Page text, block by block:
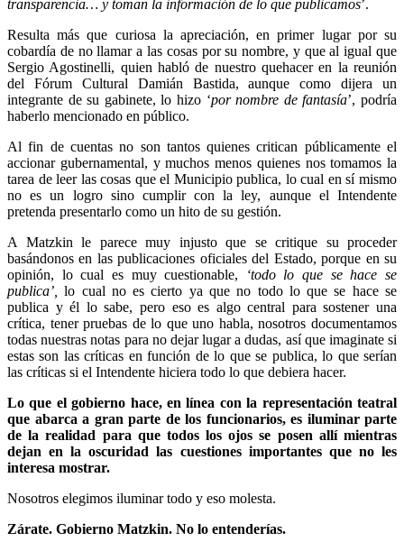
transparencia… y toman la información de lo que publicamos’.
Resulta más que curiosa la apreciación, en primer lugar por su
cobardía de no llamar a las cosas por su nombre, y que al igual que
Sergio Agostinelli, quien habló de nuestro quehacer en la reunión
del Fórum Cultural Damián Bastida, aunque como dijera un
integrante de su gabinete, lo hizo ‘por nombre de fantasía’, podría
haberlo mencionado en público.
Al fin de cuentas no son tantos quienes critican públicamente el
accionar gubernamental, y muchos menos quienes nos tomamos la
tarea de leer las cosas que el Municipio publica, lo cual en sí mismo
no es un logro sino cumplir con la ley, aunque el Intendente
pretenda presentarlo como un hito de su gestión.
A Matzkin le parece muy injusto que se critique su proceder
basándonos en las publicaciones oficiales del Estado, porque en su
opinión, lo cual es muy cuestionable,
‘todo lo que se hace se
publica’,lo cual no es cierto ya que no todo lo que se hace se
publica y él lo sabe, pero eso es algo central para sostener una
crítica, tener pruebas de lo que uno habla, nosotros documentamos
todas nuestras notas para no dejar lugar a dudas, así que imaginate si
estas son las críticas en función de lo que se publica, lo que serían
las críticas si el Intendente hiciera todo lo que debiera hacer.
Lo que el gobierno hace, en línea con la representación teatral
que abarca a gran parte de los funcionarios, es iluminar parte
de la realidad para que todos los ojos se posen allí mientras
dejan en la oscuridad las cuestiones importantes que no les
interesa mostrar.
Nosotros elegimos iluminar todo y eso molesta.
Zárate. Gobierno Matzkin. No lo entenderías.